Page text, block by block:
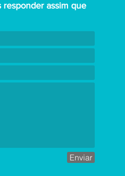
responder assim que
Enviar